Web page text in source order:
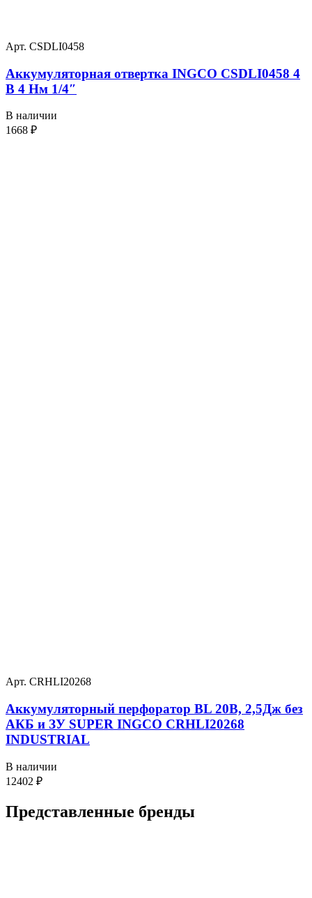
Арт. CSDLI0458
Аккумуляторная отвертка INGCO CSDLI0458 4
В 4 Нм 1/4″
В наличии
1668 ₽
Арт. CRHLI20268
Аккумуляторный перфоратор BL 20В, 2,5Дж без
АКБ и ЗУ SUPER INGCO CRHLI20268
INDUSTRIAL
В наличии
12402 ₽
Представленные бренды